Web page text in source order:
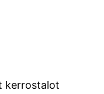
kerrostalot